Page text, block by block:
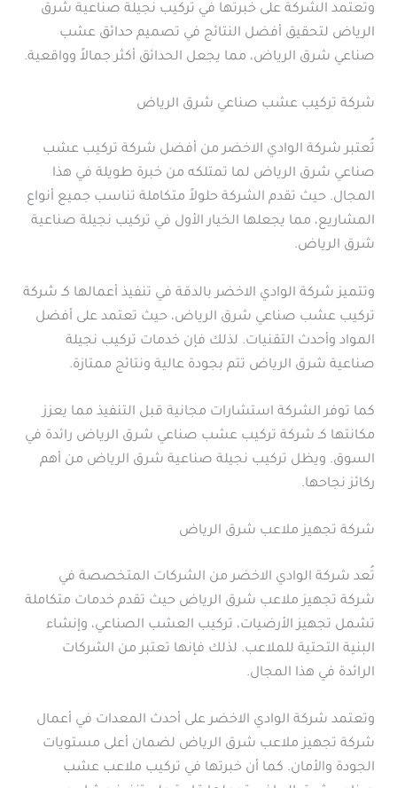
وتعتمد الشركة على خبرتها في تركيب نجيلة صناعية شرق
الرياض لتحقيق أفضل النتائج في تصميم حدائق عشب
صناعي شرق الرياض، مما يجعل الحدائق أكثر جمالاً وواقعية.
شركة تركيب عشب صناعي شرق الرياض
تُعتبر شركة الوادي الاخضر من أفضل شركة تركيب عشب
صناعي شرق الرياض لما تمتلكه من خبرة طويلة في هذا
المجال. حيث تقدم الشركة حلولاً متكاملة تناسب جميع أنواع
المشاريع، مما يجعلها الخيار الأول في تركيب نجيلة صناعية
شرق الرياض.
وتتميز شركة الوادي الاخضر بالدقة في تنفيذ أعمالها كـ شركة
تركيب عشب صناعي شرق الرياض، حيث تعتمد على أفضل
المواد وأحدث التقنيات. لذلك فإن خدمات تركيب نجيلة
صناعية شرق الرياض تتم بجودة عالية ونتائج ممتازة.
كما توفر الشركة استشارات مجانية قبل التنفيذ مما يعزز
مكانتها كـ شركة تركيب عشب صناعي شرق الرياض رائدة في
السوق. ويظل تركيب نجيلة صناعية شرق الرياض من أهم
ركائز نجاحها.
شركة تجهيز ملاعب شرق الرياض
تُعد شركة الوادي الاخضر من الشركات المتخصصة في
شركة تجهيز ملاعب شرق الرياض حيث تقدم خدمات متكاملة
تشمل تجهيز الأرضيات، تركيب العشب الصناعي، وإنشاء
البنية التحتية للملاعب. لذلك فإنها تعتبر من الشركات
الرائدة في هذا المجال.
وتعتمد شركة الوادي الاخضر على أحدث المعدات في أعمال
شركة تجهيز ملاعب شرق الرياض لضمان أعلى مستويات
الجودة والأمان. كما أن خبرتها في تركيب ملاعب عشب